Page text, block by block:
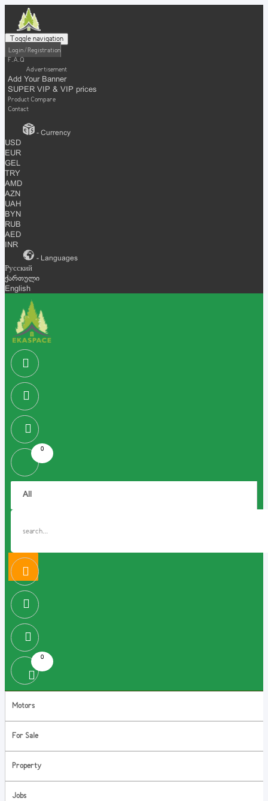
Toggle navigation
Login / Registration
F.A.Q
Advertisement
Add Your Banner
SUPER VIP & VIP prices
Product Compare
Contact
- Currency
USD
EUR
GEL
TRY
AMD
AZN
UAH
BYN
RUB
AED
INR
- Languages
Русский
ქართული
English
0
0
Motors
For Sale
Property
Jobs